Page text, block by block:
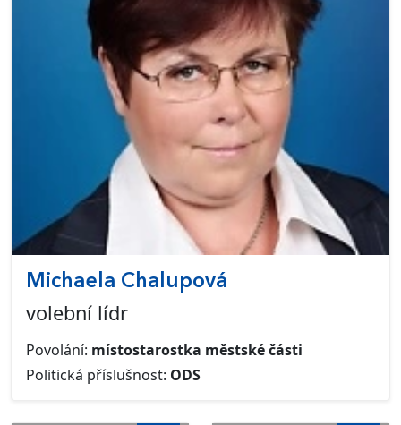
Michaela Chalupová
volební lídr
Povolání: místostarostka městské části
Politická příslušnost: ODS